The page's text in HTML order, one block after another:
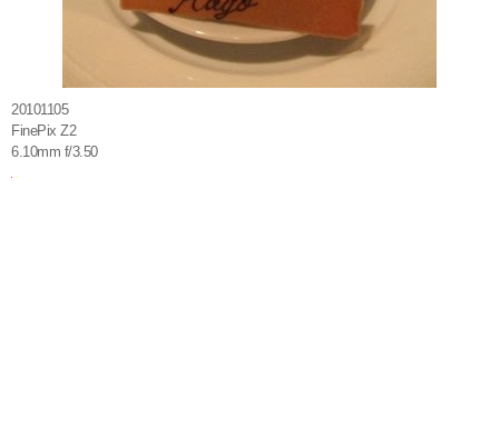
20101105
FinePix Z2
6.10mm f/3.50